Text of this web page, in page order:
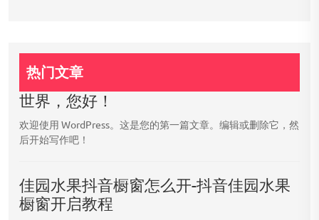
热门文章
世界，您好！
欢迎使用 WordPress。这是您的第一篇文章。编辑或删除它，然
后开始写作吧！
佳园水果抖音橱窗怎么开-抖音佳园水果
橱窗开启教程